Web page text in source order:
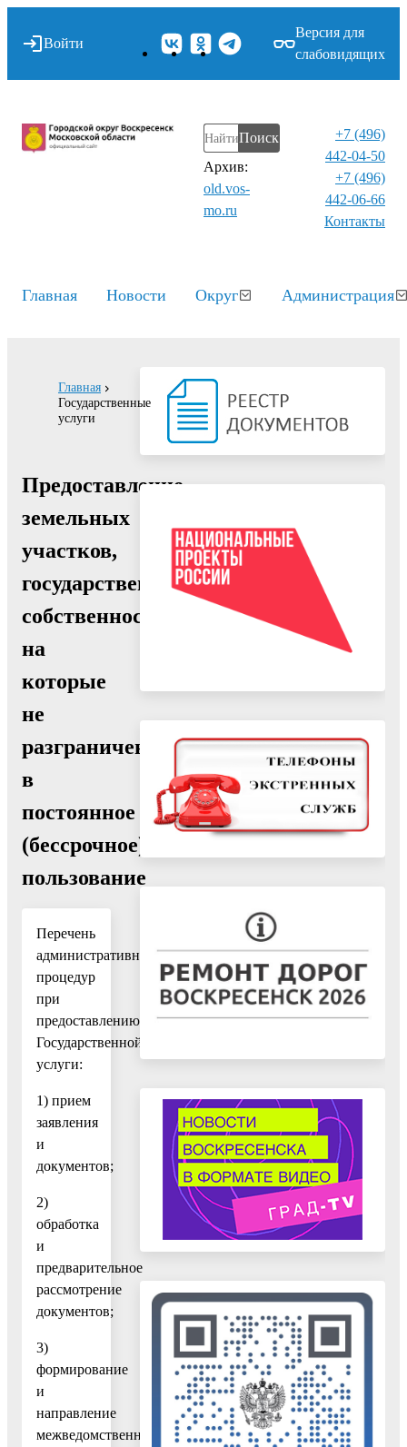
Войти
Версия для
слабовидящих
Поиск
Архив:
old.vos-
mo.ru
+7 (496)
442-04-50
+7 (496)
442-06-66
Контакты⁠
Главная Новости Округ Администрация
Главная
Государственные
услуги
Предоставление
земельных
участков,
государственная
собственность
на
которые
не
разграничена,
в
постоянное
(бессрочное)
пользование
Перечень
административных
процедур
при
предоставлению
Государственной
услуги:
1) прием
заявления
и
документов;
2)
обработка
и
предварительное
рассмотрение
документов;
3)
формирование
и
направление
межведомственных